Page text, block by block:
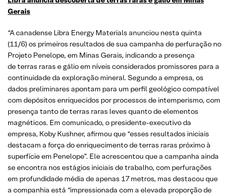
Gerais
“A canadense Libra Energy Materials anunciou nesta quinta
(11/6) os primeiros resultados de sua campanha de perfuração no
Projeto Penelope, em Minas Gerais, indicando a presença
de terras raras e gálio em níveis considerados promissores para a
continuidade da exploração mineral. Segundo a empresa, os
dados preliminares apontam para um perfil geológico compatível
com depósitos enriquecidos por processos de intemperismo, com
presença tanto de terras raras leves quanto de elementos
magnéticos. Em comunicado, o presidente-executivo da
empresa, Koby Kushner, afirmou que “esses resultados iniciais
destacam a força do enriquecimento de terras raras próximo à
superfície em Penelope”. Ele acrescentou que a campanha ainda
se encontra nos estágios iniciais de trabalho, com perfurações
em profundidade média de apenas 17 metros, mas destacou que
a companhia está “impressionada com a elevada proporção de